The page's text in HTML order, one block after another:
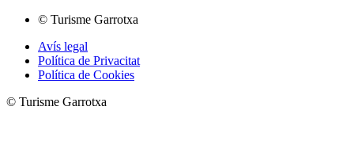
© Turisme Garrotxa
Avís legal
Política de Privacitat
Política de Cookies
© Turisme Garrotxa